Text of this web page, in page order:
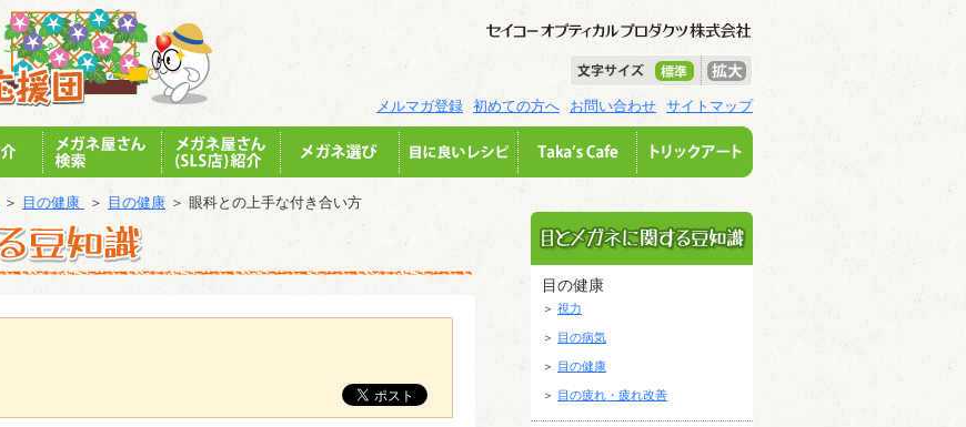
メルマガ登録 初めての方へ お問い合わせ サイトマップ
＞ 目の健康 ＞ 目の健康 ＞ 眼科との上手な付き合い方
目の健康
＞ 視力
＞ 目の病気
＞ 目の健康
＞ 目の疲れ・疲れ改善